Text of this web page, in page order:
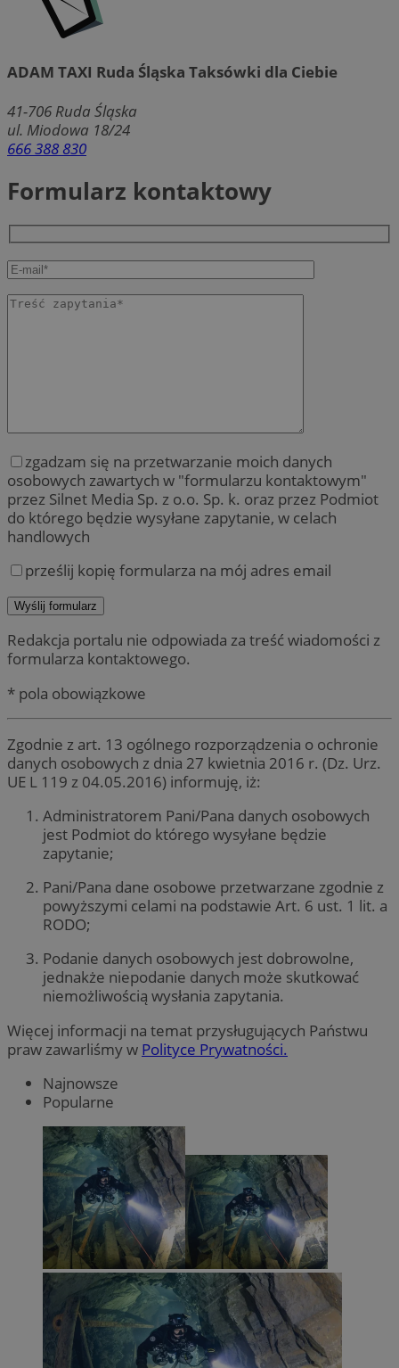
ADAM TAXI Ruda Śląska Taksówki dla Ciebie
41-706 Ruda Śląska
ul. Miodowa 18/24
666 388 830
Formularz kontaktowy
zgadzam się na przetwarzanie moich danych
osobowych zawartych w "formularzu kontaktowym"
przez Silnet Media Sp. z o.o. Sp. k. oraz przez Podmiot
do którego będzie wysyłane zapytanie, w celach
handlowych
prześlij kopię formularza na mój adres email
Redakcja portalu nie odpowiada za treść wiadomości z
formularza kontaktowego.
* pola obowiązkowe
Zgodnie z art. 13 ogólnego rozporządzenia o ochronie
danych osobowych z dnia 27 kwietnia 2016 r. (Dz. Urz.
UE L 119 z 04.05.2016) informuję, iż:
Administratorem Pani/Pana danych osobowych
jest Podmiot do którego wysyłane będzie
zapytanie;
Pani/Pana dane osobowe przetwarzane zgodnie z
powyższymi celami na podstawie Art. 6 ust. 1 lit. a
RODO;
Podanie danych osobowych jest dobrowolne,
jednakże niepodanie danych może skutkować
niemożliwością wysłania zapytania.
Więcej informacji na temat przysługujących Państwu
praw zawarliśmy w Polityce Prywatności.
Najnowsze
Popularne